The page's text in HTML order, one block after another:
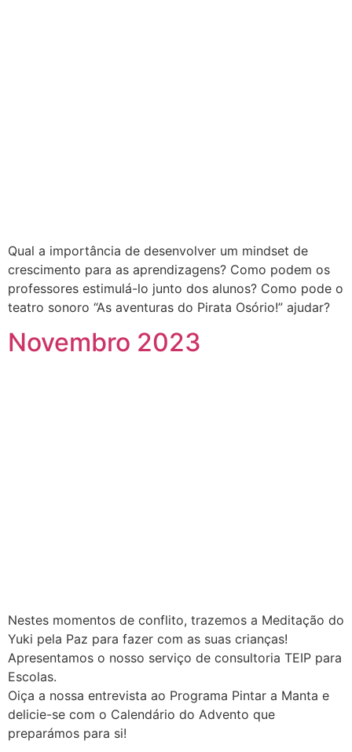
Qual a importância de desenvolver um mindset de
crescimento para as aprendizagens? Como podem os
professores estimulá-lo junto dos alunos? Como pode o
teatro sonoro “As aventuras do Pirata Osório!” ajudar?
Novembro 2023
Nestes momentos de conflito, trazemos a Meditação do
Yuki pela Paz para fazer com as suas crianças!
Apresentamos o nosso serviço de consultoria TEIP para
Escolas.
Oiça a nossa entrevista ao Programa Pintar a Manta e
delicie-se com o Calendário do Advento que
preparámos para si!